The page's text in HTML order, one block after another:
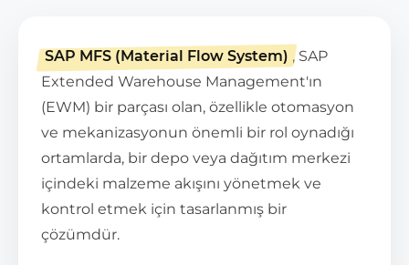
SAP MFS (Material Flow System) , SAP
Extended Warehouse Management'ın
(EWM) bir parçası olan, özellikle otomasyon
ve mekanizasyonun önemli bir rol oynadığı
ortamlarda, bir depo veya dağıtım merkezi
içindeki malzeme akışını yönetmek ve
kontrol etmek için tasarlanmış bir
çözümdür.